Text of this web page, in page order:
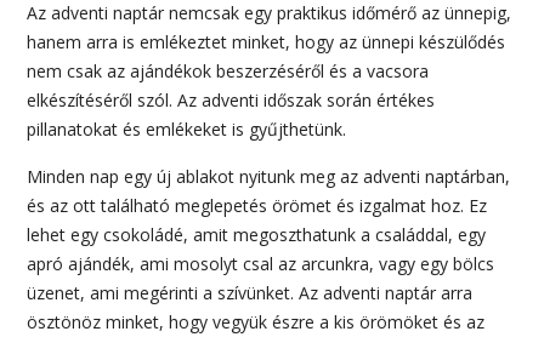
Az adventi naptár nemcsak egy praktikus időmérő az ünnepig,
hanem arra is emlékeztet minket, hogy az ünnepi készülődés
nem csak az ajándékok beszerzéséről és a vacsora
elkészítéséről szól. Az adventi időszak során értékes
pillanatokat és emlékeket is gyűjthetünk.
Minden nap egy új ablakot nyitunk meg az adventi naptárban,
és az ott található meglepetés örömet és izgalmat hoz. Ez
lehet egy csokoládé, amit megoszthatunk a családdal, egy
apró ajándék, ami mosolyt csal az arcunkra, vagy egy bölcs
üzenet, ami megérinti a szívünket. Az adventi naptár arra
ösztönöz minket, hogy vegyük észre a kis örömöket és az